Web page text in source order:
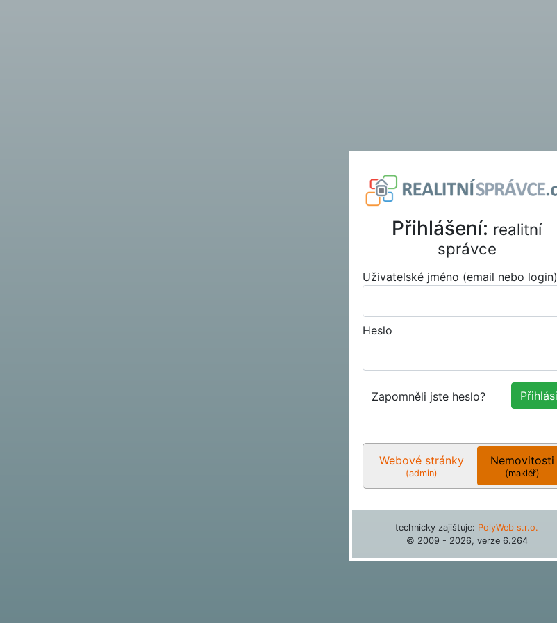
Přihlášení: realitní
správce
Uživatelské jméno (email nebo login)
Heslo
Zapomněli jste heslo?
Webové stránky
(admin)
Nemovitosti
(makléř)
technicky zajištuje: PolyWeb s.r.o.
© 2009 - 2026, verze 6.264